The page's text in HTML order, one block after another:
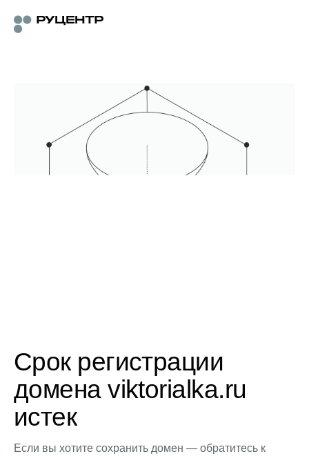
Срок регистрации
домена viktorialka.ru
истек
Если вы хотите сохранить домен — обратитесь к